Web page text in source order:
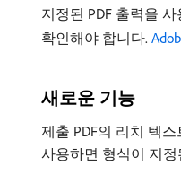
지정된 PDF 출력을
확인해야 합니다.
새로운 기능
제출 PDF의 리치 텍
사용하면 형식이 지